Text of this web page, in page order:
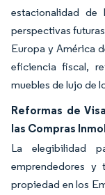
estacionalidad de
perspectivas
Europa y América
eficiencia fiscal,
muebles de lujo de
Reformas de
las Compras
La elegibilidad
emprendedores y
propiedad en los